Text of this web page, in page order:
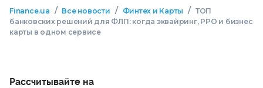
Finance.ua / Все новости / Финтех и Карты / ТОП
банковских решений для ФЛП: когда эквайринг, РРО и бизнес
карты в одном сервисе
Рассчитывайте на